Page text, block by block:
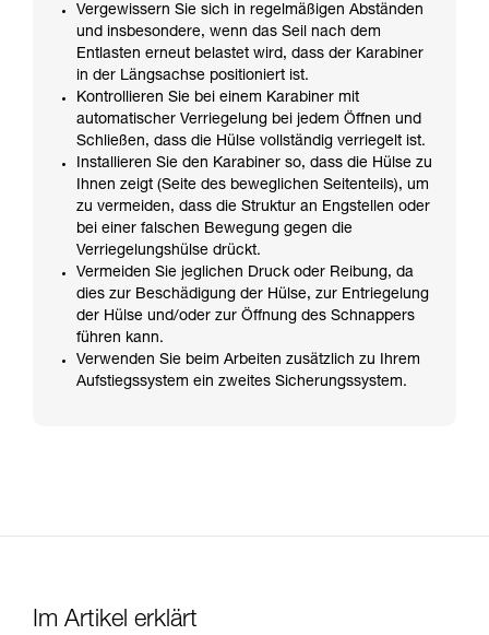
Vergewissern Sie sich in regelmäßigen Abständen
und insbesondere, wenn das Seil nach dem
Entlasten erneut belastet wird, dass der Karabiner
in der Längsachse positioniert ist.
Kontrollieren Sie bei einem Karabiner mit
automatischer Verriegelung bei jedem Öffnen und
Schließen, dass die Hülse vollständig verriegelt ist.
Installieren Sie den Karabiner so, dass die Hülse zu
Ihnen zeigt (Seite des beweglichen Seitenteils), um
zu vermeiden, dass die Struktur an Engstellen oder
bei einer falschen Bewegung gegen die
Verriegelungshülse drückt.
Vermeiden Sie jeglichen Druck oder Reibung, da
dies zur Beschädigung der Hülse, zur Entriegelung
der Hülse und/oder zur Öffnung des Schnappers
führen kann.
Verwenden Sie beim Arbeiten zusätzlich zu Ihrem
Aufstiegssystem ein zweites Sicherungssystem.
Im Artikel erklärt